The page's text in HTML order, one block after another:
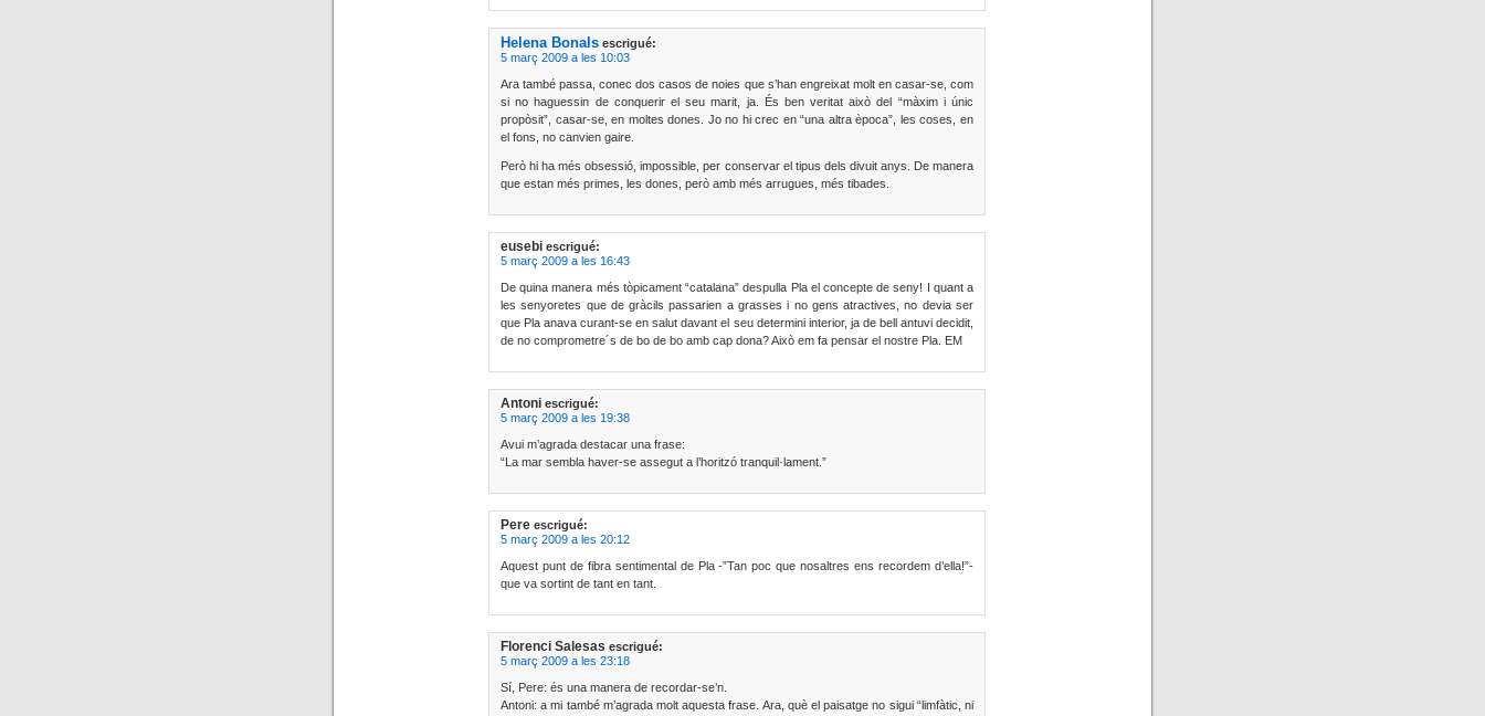
Helena Bonals escrigué:
5 març 2009 a les 10:03
Ara també passa, conec dos casos de noies que s’han engreixat molt en casar-se, com
si no haguessin de conquerir el seu marit, ja. És ben veritat això del “màxim i únic
propòsit”, casar-se, en moltes dones. Jo no hi crec en “una altra època”, les coses, en
el fons, no canvien gaire.
Però hi ha més obsessió, impossible, per conservar el tipus dels divuit anys. De manera
que estan més primes, les dones, però amb més arrugues, més tibades.
eusebi escrigué:
5 març 2009 a les 16:43
De quina manera més tòpicament “catalana” despulla Pla el concepte de seny! I quant a
les senyoretes que de gràcils passarien a grasses i no gens atractives, no devia ser
que Pla anava curant-se en salut davant el seu determini interior, ja de bell antuvi decidit,
de no comprometre´s de bo de bo amb cap dona? Això em fa pensar el nostre Pla. EM
Antoni escrigué:
5 març 2009 a les 19:38
Avui m’agrada destacar una frase:
“La mar sembla haver-se assegut a l’horitzó tranquil·lament.”
Pere escrigué:
5 març 2009 a les 20:12
Aquest punt de fibra sentimental de Pla -”Tan poc que nosaltres ens recordem d’ella!”-
que va sortint de tant en tant.
Florenci Salesas escrigué:
5 març 2009 a les 23:18
Sí, Pere: és una manera de recordar-se’n.
Antoni: a mi també m’agrada molt aquesta frase. Ara, què el paisatge no sigui “limfàtic, ni